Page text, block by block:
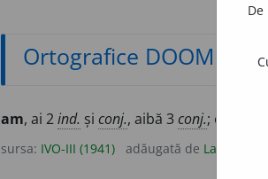
Ortografice DOOM
am, ai 2ind. și conj., aibă 3 conj.; el a
sursa: IVO-III (1941) adăugată de Ladislau